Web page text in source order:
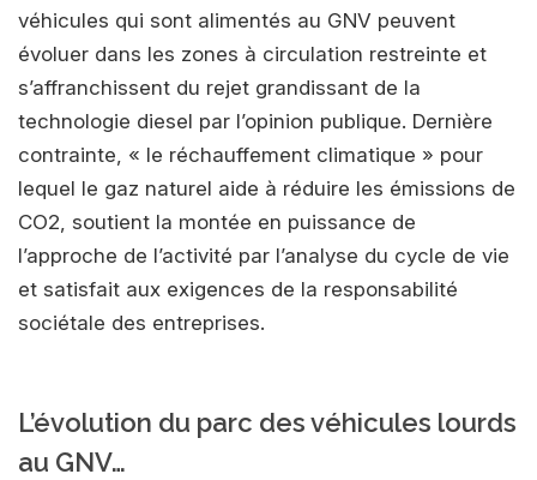
véhicules qui sont alimentés au GNV peuvent
évoluer dans les zones à circulation restreinte et
s’affranchissent du rejet grandissant de la
technologie diesel par l’opinion publique. Dernière
contrainte, « le réchauffement climatique » pour
lequel le gaz naturel aide à réduire les émissions de
CO2, soutient la montée en puissance de
l’approche de l’activité par l’analyse du cycle de vie
et satisfait aux exigences de la responsabilité
sociétale des entreprises.
L’évolution du parc des véhicules lourds
au GNV…